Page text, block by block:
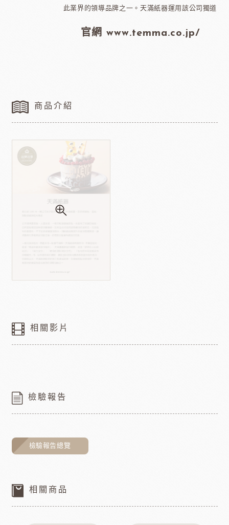
此業界的領導品牌之一。天滿紙器運用該公司獨道
官網 www.temma.co.jp/
商品介紹
相關影片
檢驗報告
檢驗報告總覽
相關商品